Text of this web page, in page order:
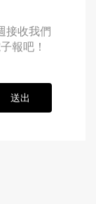
接收我們
報吧！
送出